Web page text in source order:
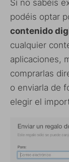
Si no sabéis
podéis optar
contenido
cualquier
aplicaciones,
comprarlas
o enviarla de
elegir el